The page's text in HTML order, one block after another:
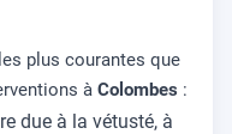
plus courantes que
à Colombes :
due à la vétusté, à